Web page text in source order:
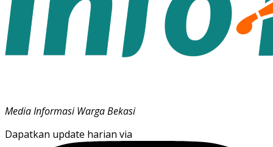
Media Informasi Warga Bekasi
Dapatkan update harian via